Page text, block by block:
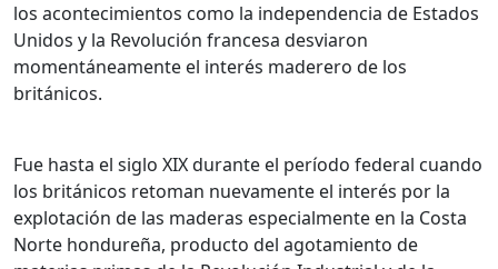
los acontecimientos como la independencia de Estados
Unidos y la Revolución francesa desviaron
momentáneamente el interés maderero de los
británicos.
Fue hasta el siglo XIX durante el período federal cuando
los británicos retoman nuevamente el interés por la
explotación de las maderas especialmente en la Costa
Norte hondureña, producto del agotamiento de